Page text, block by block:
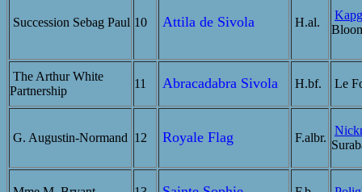
Succession Sebag Paul 10 Attila de Sivola H.al.
The Arthur White
Partnership
11 Abracadabra Sivola H.bf. Le
G. Augustin-Normand 12 Royale Flag F.albr.